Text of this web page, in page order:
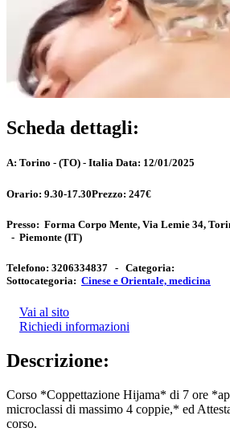
Scheda dettagli:
A: Torino - (TO) - Italia Data: 12/01/2025
Orario: 9.30-17.30Prezzo: 247€
Presso: Forma Corpo Mente, Via Lemie 34,
- Piemonte (IT)
Telefono: 3206334837 - Categoria:
Sottocategoria: Cinese e Orientale, medicina
Vai al sito
Richiedi informazioni
Descrizione:
Corso *Coppettazione Hijama* di 7 ore
microclassi di massimo 4 coppie,* ed
corso.